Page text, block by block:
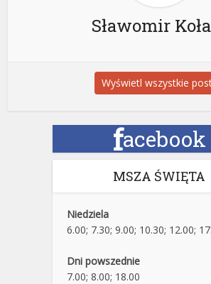
Sławomir
Wyświetl wszystkie
facebook
MSZA ŚWIĘTA
Niedziela
6.00; 7.30; 9.00; 10.30; 12.00;
Dni powszednie
7.00; 8.00; 18.00